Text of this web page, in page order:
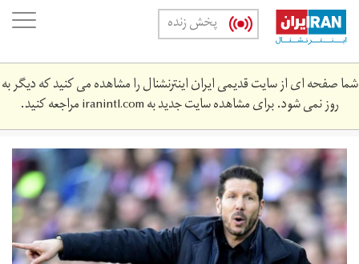
Skip
main
content
پخش زنده
شما صفحه ای از سایت قدیمی ایران اینترنشنال را مشاهده می کنید که دیگر به
روز نمی شود. برای مشاهده سایت جدید بهiranintl.comمراجعه کنید.
20170726-
the18-
image-
diego-